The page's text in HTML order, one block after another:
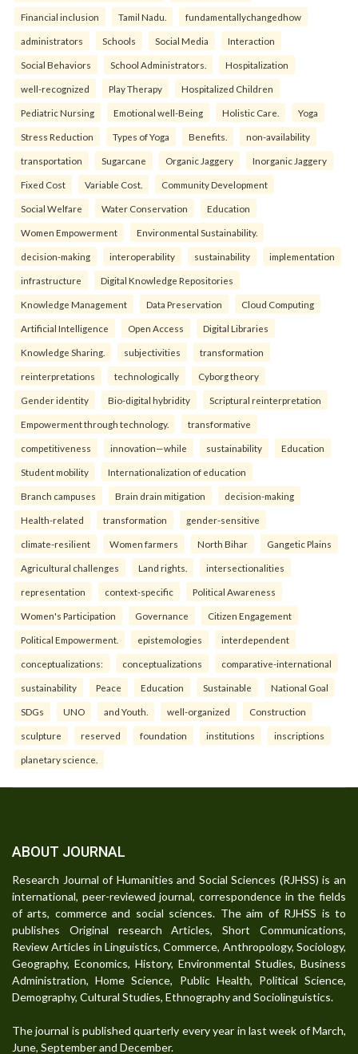
Financial inclusion Tamil Nadu. fundamentallychangedhow
administrators Schools Social Media Interaction
Social Behaviors School Administrators. Hospitalization
well-recognized Play Therapy Hospitalized Children
Pediatric Nursing Emotional well-Being Holistic Care. Yoga
Stress Reduction Types of Yoga Benefits. non-availability
transportation Sugarcane Organic Jaggery Inorganic Jaggery
Fixed Cost Variable Cost. Community Development
Social Welfare Water Conservation Education
Women Empowerment Environmental Sustainability.
decision-making interoperability sustainability implementation
infrastructure Digital Knowledge Repositories
Knowledge Management Data Preservation Cloud Computing
Artificial Intelligence Open Access Digital Libraries
Knowledge Sharing. subjectivities transformation
reinterpreta⁠tions tec⁠hnologically Cyborg theory
Gender identity Bio-digital hybridity Scriptural reinterpretation
Empowerment through technology. transformative
competitiveness innovation—while sustainability Education
Student mobility Internationalization of education
Branch campuses Brain drain mitigation decision-making
Health-related transformation gender-sensitive
climate-resilient Women farmers North Bihar Gangetic Plains
Agricultural challenges Land rights. intersectionalities
representation context-specific Political Awareness
Women's Participation Governance Citizen Engagement
Political Empowerment. epistemologies interdependent
conceptualizations: conceptualizations comparative-international
sustainability Peace Education Sustainable National Goal
SDGs UNO and Youth. well-organized Construction
sculpture reserved foundation institutions inscriptions
planetary science.
ABOUT JOURNAL
Research Journal of Humanities and Social Sciences (RJHSS) is an
international, peer-reviewed journal, correspondence in the fields
of arts, commerce and social sciences. The aim of RJHSS is to
publishes Original research Articles, Short Communications,
Review Articles in Linguistics, Commerce, Anthropology, Sociology,
Geography, Economics, History, Environmental Studies, Business
Administration, Home Science, Public Health, Political Science,
Demography, Cultural Studies, Ethnography and Sociolinguistics.
The journal is published quarterly every year in last week of March,
June, September and December.